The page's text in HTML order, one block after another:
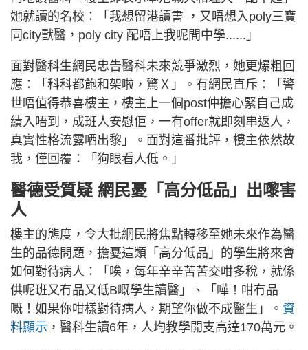
她就讀的名校：「我想留港讀書 ，又唔想入poly三寶
同city獸醫，poly city 配唔上我呢間中學......」
面對醫科生網民忠告醫科未來競爭激烈，她更爆粗回
應：「科科都飽和架啦，驚Ｘ」。有網民直斥：「警
世唔值得恭喜樓主，樓主上一個post仲擔心緊自己成
績入唔到，成班人安慰佢，一有offer就即刻串返人，
真實性格流露哂出黎」。面對這番批評，樓主依然故
我，僅回覆：「狗眼看人低。」
醫德受質疑 網民憂「高分低品」出嚟害
人
樓主的態度，令大批網民將焦點轉移至她未來作為醫
生的品德問題，擔憂這類「高分低品」的學生將來會
如何對待病人：「唉，每年辛辛苦苦交咁多稅，就係
供呢班又冇品又低B嘅學生讀醫」、「嘩！咁冇品
嘅！如果你咁樣對待病人，期望你做不成醫生」。 資
料顯示 ，醫科生讀6年，人均教學開支高達170萬元。